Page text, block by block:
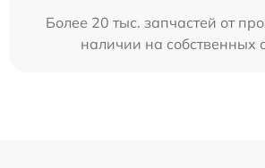
Более 20 тыс. запчастей от
наличии на собственных